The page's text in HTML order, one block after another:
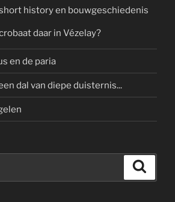
history en bouwgeschiedenis
daar in Vézelay?
en de paria
dal van diepe duisternis...